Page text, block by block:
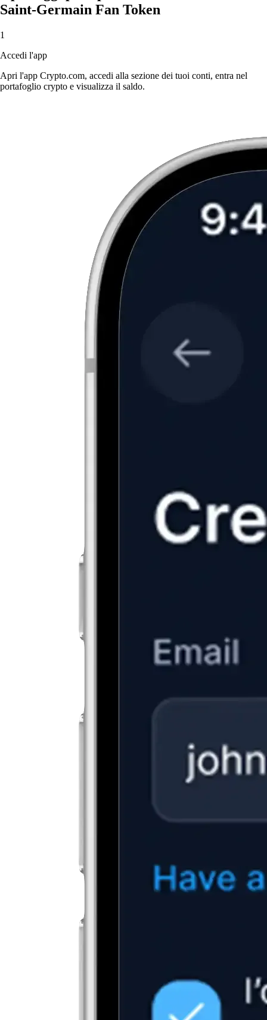
Saint-Germain Fan Token
1
Accedi l'app
Apri l'app Crypto.com, accedi alla sezione dei tuoi conti, entra nel
portafoglio crypto e visualizza il saldo.